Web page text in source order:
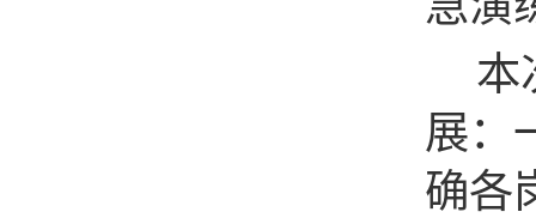
本
展：
确各